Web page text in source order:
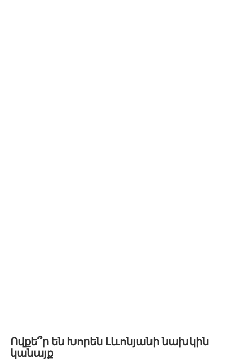
Ովքե՞ր են Խորեն Լևոնյանի նախկին
կանայք